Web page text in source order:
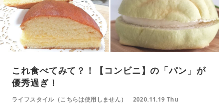
これ食べてみて？！【コンビニ】の「パン」が
優秀過ぎ！
ライフスタイル（こちらは使用しません） 2020.11.19 Thu